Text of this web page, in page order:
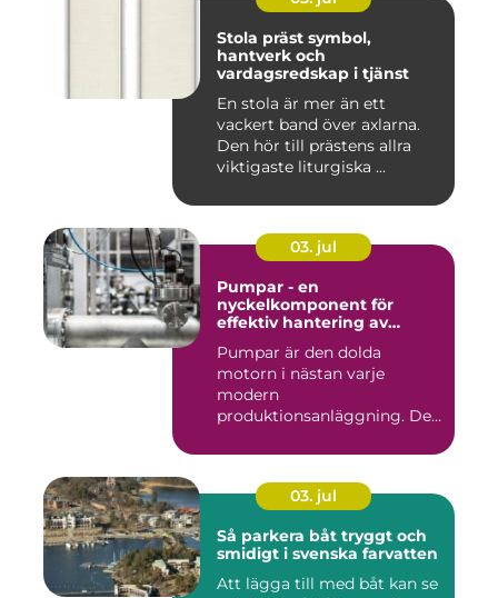
Stola präst symbol,
hantverk och
vardagsredskap i tjänst
En stola är mer än ett
vackert band över axlarna.
Den hör till prästens allra
viktigaste liturgiska ...
03. jul
Pumpar - en
nyckelkomponent för
effektiv hantering av
Pumpar är den dolda
motorn i nästan varje
modern
produktionsanläggning. De
03. jul
Så parkera båt tryggt och
smidigt i svenska farvatten
Att lägga till med båt kan se